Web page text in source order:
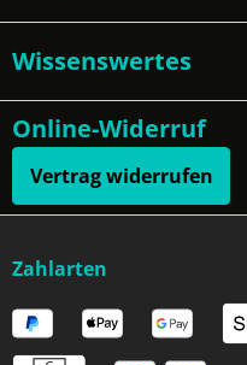
Wissenswertes
Online-Widerruf
Vertrag widerrufen
Zahlarten